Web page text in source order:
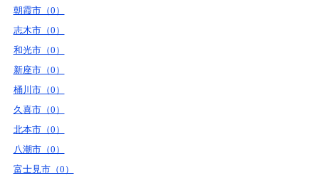
朝霞市（0）
志木市（0）
和光市（0）
新座市（0）
桶川市（0）
久喜市（0）
北本市（0）
八潮市（0）
富士見市（0）